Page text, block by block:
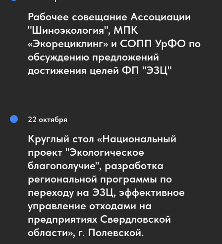
Рабочее совещание Ассоциации
"Шиноэкология", МПК
«Экорециклинг» и СОПП УрФО по
обсуждению предложений
достижения целей ФП "ЭЗЦ"
22 октября
Круглый стол «Национальный
проект "Экологическое
благополучие", разработка
региональной программы по
переходу на ЭЗЦ, эффективное
управление отходами на
предприятиях Свердловской
области», г. Полевской.